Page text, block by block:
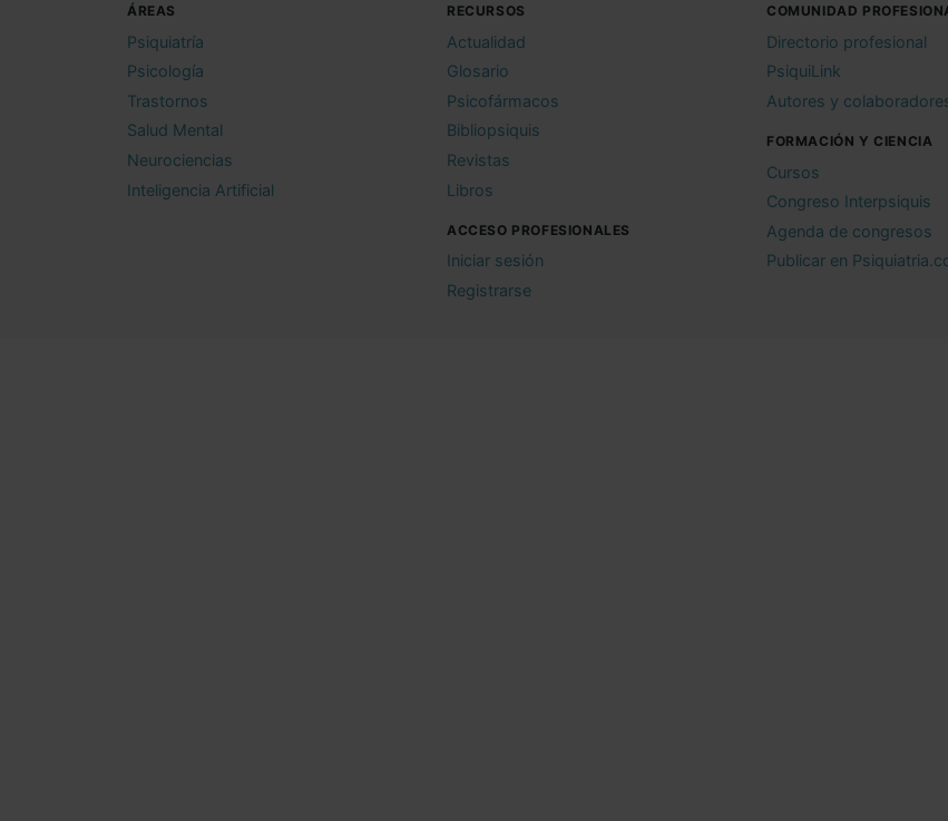
ÁREAS
Psiquiatría
Psicología
Trastornos
Salud Mental
Neurociencias
Inteligencia Artificial
RECURSOS
Actualidad
Glosario
Psicofármacos
Bibliopsiquis
Revistas
Libros
ACCESO PROFESIONALES
Iniciar sesión
Registrarse
COMUNIDAD
Directorio profesional
PsiquiLink
Autores y
FORMACIÓN Y CIENCIA
Cursos
Congreso Interpsiquis
Agenda de congresos
Publicar en